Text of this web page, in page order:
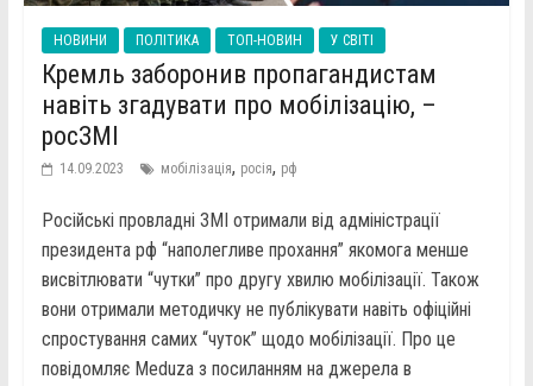
НОВИНИ ПОЛІТИКА ТОП-НОВИН У СВІТІ
Кремль заборонив пропагандистам
навіть згадувати про мобілізацію, –
росЗМІ
14.09.2023 мобілізація, росія, рф
Російські провладні ЗМІ отримали від адміністрації
президента рф “наполегливе прохання” якомога менше
висвітлювати “чутки” про другу хвилю мобілізації. Також
вони отримали методичку не публікувати навіть офіційні
спростування самих “чуток” щодо мобілізації. Про це
повідомляє Meduza з посиланням на джерела в